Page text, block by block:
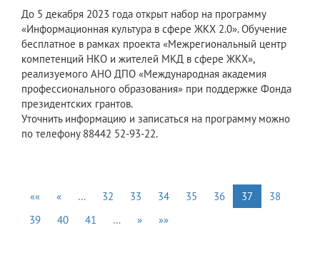
До 5 декабря 2023 года открыт набор на программу
«Информационная культура в сфере ЖКХ 2.0». Обучение
бесплатное в рамках проекта «Межрегиональный центр
компетенций НКО и жителей МКД в сфере ЖКХ»,
реализуемого АНО ДПО «Международная академия
профессионального образования» при поддержке Фонда
президентских грантов.
Уточнить информацию и записаться на программу можно
по телефону 88442 52-93-22.
«« « … 32 33 34 35 36 37
38
39
40 41 … » »»